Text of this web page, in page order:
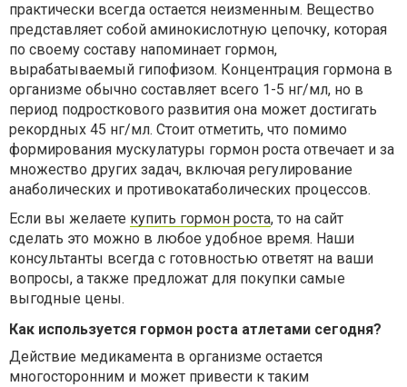
практически всегда остается неизменным. Вещество
представляет собой аминокислотную цепочку, которая
по своему составу напоминает гормон,
вырабатываемый гипофизом. Концентрация гормона в
организме обычно составляет всего 1-5 нг/мл, но в
период подросткового развития она может достигать
рекордных 45 нг/мл. Стоит отметить, что помимо
формирования мускулатуры гормон роста отвечает и за
множество других задач, включая регулирование
анаболических и противокатаболических процессов.
Если вы желаете купить гормон роста, то на сайт
сделать это можно в любое удобное время. Наши
консультанты всегда с готовностью ответят на ваши
вопросы, а также предложат для покупки самые
выгодные цены.
Как используется гормон роста атлетами сегодня?
Действие медикамента в организме остается
многосторонним и может привести к таким